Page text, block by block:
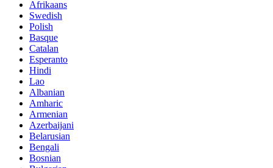
Afrikaans
Swedish
Polish
Basque
Catalan
Esperanto
Hindi
Lao
Albanian
Amharic
Armenian
Azerbaijani
Belarusian
Bengali
Bosnian